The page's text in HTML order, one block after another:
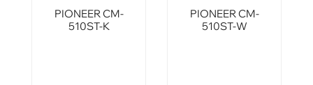
PIONEER CM-
510ST-K
PIONEER CM-
510ST-W